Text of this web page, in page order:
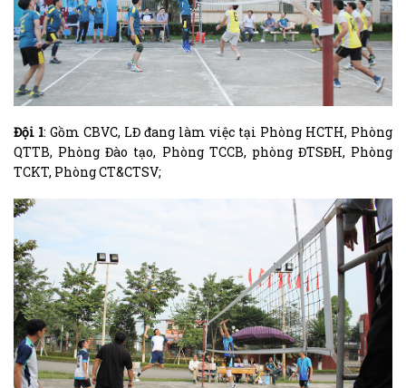
Đội 1: Gồm CBVC, LĐ đang làm việc tại Phòng HCTH, Phòng
QTTB, Phòng Đào tạo, Phòng TCCB, phòng ĐTSĐH, Phòng
TCKT, Phòng CT&CTSV;